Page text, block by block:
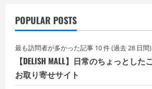
POPULAR POSTS
最も訪問者が多かった記事 10 件 (過去 28 日間)
【DELISH MALL】日常のちょっとし
お取り寄せサイト